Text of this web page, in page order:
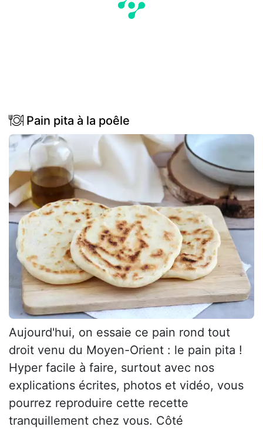
Pain pita à la poêle
Aujourd'hui, on essaie ce pain rond tout
droit venu du Moyen-Orient : le pain pita !
Hyper facile à faire, surtout avec nos
explications écrites, photos et vidéo, vous
pourrez reproduire cette recette
tranquillement chez vous. Côté